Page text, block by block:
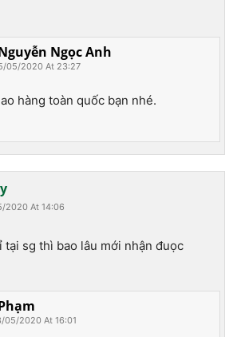
Ngọc Anh
05/2020 At 23:27
hàng toàn quốc bạn nhé.
2020 At 14:06
tại sg thì bao lâu mới nhận đuọc
05/2020 At 16:01